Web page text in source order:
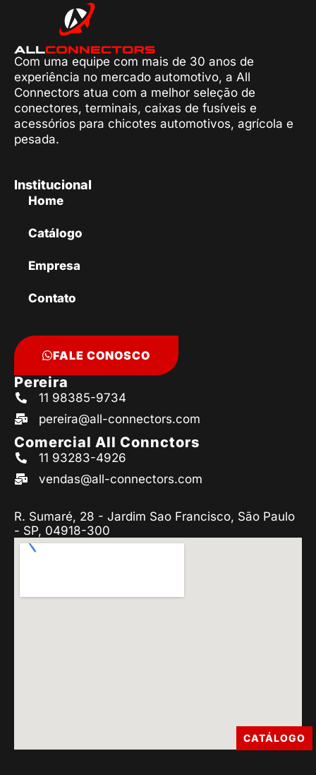
Com uma equipe com mais de 30 anos de
experiência no mercado automotivo, a All
Connectors atua com a melhor seleção de
conectores, terminais, caixas de fusíveis e
acessórios para chicotes automotivos, agrícola e
pesada.
Institucional
Home
Catálogo
Empresa
Contato
FALE CONOSCO
Pereira
11 98385-9734
pereira@all-connectors.com
Comercial All Connctors
11 93283-4926
vendas@all-connectors.com
R. Sumaré, 28 - Jardim Sao Francisco, São Paulo
- SP, 04918-300
CATÁLOGO